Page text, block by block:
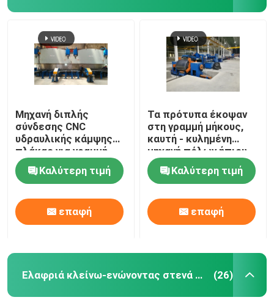
Μηχανή διπλής
σύνδεσης CNC
υδραυλικής κάμψης
πλάκας για γραμμή
παραγωγής φωτεινών
στύλωνΚαλύτερη τιμή
επαφή
Τα πρότυπα έκοψαν
στη γραμμή μήκους,
καυτή - κυλημένη
μηχανή πόλων ήπιου
χάλυβα ελαφριά για
6m 8m 14m
Καλύτερη τιμή
επαφή
Ελαφριά κλείνω-ενώνοντας στενά μηχανή Πολωνού (26)